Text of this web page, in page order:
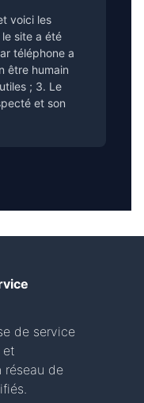
voici les
site a été
téléphone a
être humain
; 3. Le
et son
de service
et
réseau de